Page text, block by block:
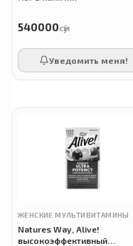
540000сӯм
Уведомить меня!
ЖЕНСКИЕ МУЛЬТИВИТАМИНЫ
Natures Way, Alive!
высокоэффективный